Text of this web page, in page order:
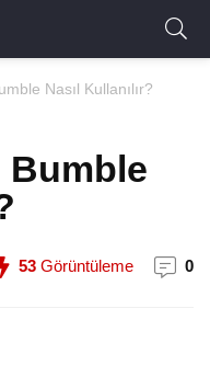
Nasıl Kullanılır?
Bumble
53 Görüntüleme 0